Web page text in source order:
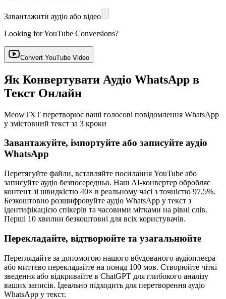
Завантажити аудіо або відео
Looking for YouTube Conversions?
Convert YouTube Video
Як Конвертувати Аудіо WhatsApp в
Текст Онлайн
MeowTXT перетворює ваші голосові повідомлення WhatsApp
у змістовний текст за 3 кроки
Завантажуйте, імпортуйте або записуйте аудіо
WhatsApp
Перетягуйте файли, вставляйте посилання YouTube або
записуйте аудіо безпосередньо. Наш AI-конвертер обробляє
контент зі швидкістю 40× в реальному часі з точністю 97,5%.
Безкоштовно розшифровуйте аудіо WhatsApp у текст з
ідентифікацією спікерів та часовими мітками на рівні слів.
Перші 10 хвилин безкоштовні для всіх користувачів.
Перекладайте, відтворюйте та узагальнюйте
Переглядайте за допомогою нашого вбудованого аудіоплеєра
або миттєво перекладайте на понад 100 мов. Створюйте чіткі
зведення або відкривайте в ChatGPT для глибокого аналізу
ваших записів. Ідеально підходить для перетворення аудіо
WhatsApp у текст.